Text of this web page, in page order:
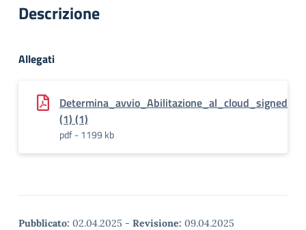
Descrizione
Allegati
Determina_avvio_Abilitazione_al_cloud_signed
(1) (1)
pdf - 1199 kb
Pubblicato: 02.04.2025 - Revisione: 09.04.2025